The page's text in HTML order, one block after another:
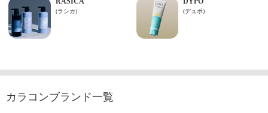
カラコンブランド一覧